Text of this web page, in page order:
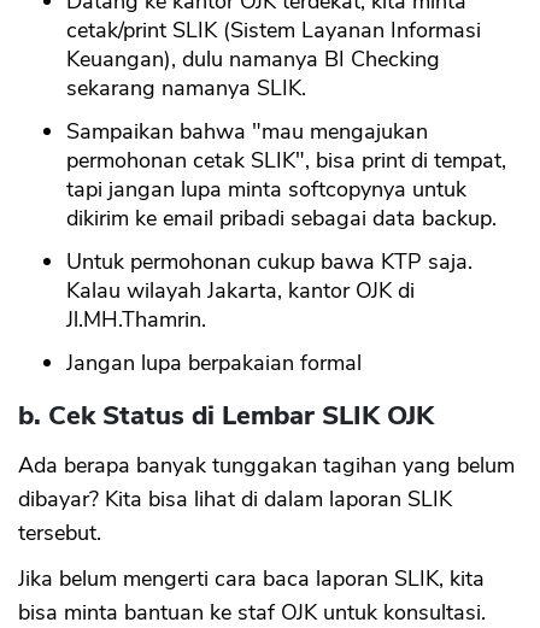
cetak/print SLIK (Sistem Layanan Informasi
Keuangan), dulu namanya BI Checking
sekarang namanya SLIK.
Sampaikan bahwa "mau mengajukan
permohonan cetak SLIK", bisa print di tempat,
tapi jangan lupa minta softcopynya untuk
dikirim ke email pribadi sebagai data backup.
Untuk permohonan cukup bawa KTP saja.
Kalau wilayah Jakarta, kantor OJK di
Jl.MH.Thamrin.
Jangan lupa berpakaian formal
b. Cek Status di Lembar SLIK OJK
Ada berapa banyak tunggakan tagihan yang belum
dibayar? Kita bisa lihat di dalam laporan SLIK
tersebut.
Jika belum mengerti cara baca laporan SLIK, kita
bisa minta bantuan ke staf OJK untuk konsultasi.